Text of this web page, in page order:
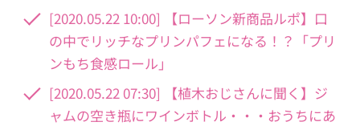
[2020.05.22 10:00] 【ローソン新商品ルポ】口
の中でリッチなプリンパフェになる！？「プリ
ンもち食感ロール」
[2020.05.22 07:30] 【植木おじさんに聞く】ジ
ャムの空き瓶にワインボトル・・・おうちにあ